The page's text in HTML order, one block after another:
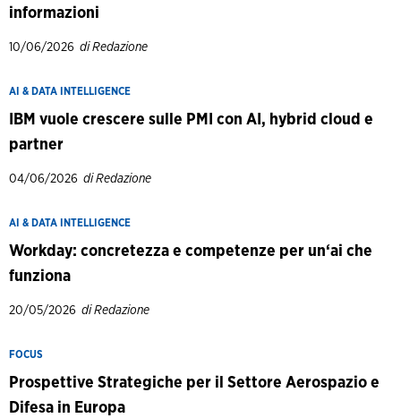
informazioni
10/06/2026 di Redazione
AI & DATA INTELLIGENCE
IBM vuole crescere sulle PMI con AI, hybrid cloud e
partner
04/06/2026 di Redazione
AI & DATA INTELLIGENCE
Workday: concretezza e competenze per un‘ai che
funziona
20/05/2026 di Redazione
FOCUS
Prospettive Strategiche per il Settore Aerospazio e
Difesa in Europa